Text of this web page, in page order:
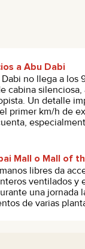
a Abu Dabi
no llega a
cabina
Un detalle
primer km/h de
Mall o Mall of
libres da
ventilados
una jornada
de varias